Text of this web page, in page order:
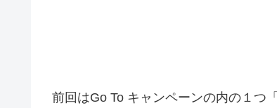
前回はGo To キャンペーンの内の１つ「